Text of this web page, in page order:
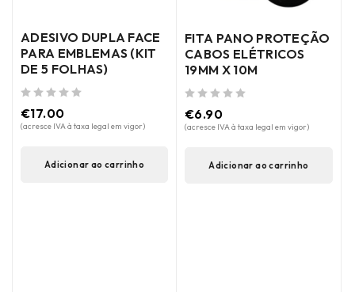
ADESIVO DUPLA FACE
PARA EMBLEMAS (KIT
DE 5 FOLHAS)
€17.00
(acresce IVA à taxa legal em vigor)
Adicionar ao carrinho
FITA PANO PROTEÇÃO
CABOS ELÉTRICOS
19MM X 10M
€6.90
(acresce IVA à taxa legal em vigor)
Adicionar ao carrinho